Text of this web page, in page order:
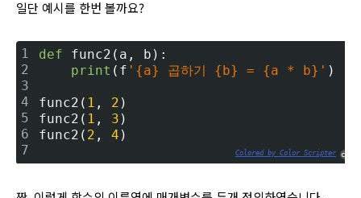
일단 예시를 한번 볼까요?
1
2
3
4
5
6
7
def func2(a, b):
print (f '{a} 곱하기 {b} = {a * b}' )
func2( 1 , 2 )
func2( 1 , 3 )
func2( 2 , 4 )
Colored by Color Scripter cs